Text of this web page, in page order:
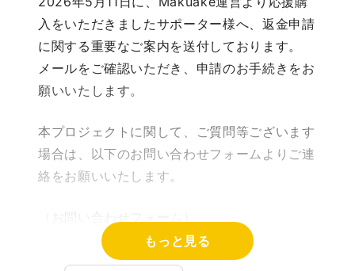
入をいただきましたサポーター様へ、返金申請
に関する重要なご案内を送付しております。
メールをご確認いただき、申請のお手続きをお
願いいたします。
本プロジェクトに関して、ご質問等ございます
場合は、以下のお問い合わせフォームよりご連
絡をお願いいたします。
https://mkhelp.makuake.com/hc/ja/request
s/new
もっと見る